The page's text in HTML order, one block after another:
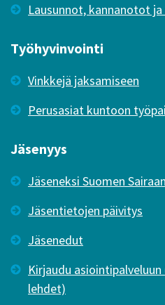
Lausunnot, kannanotot
Työhyvinvointi
Vinkkejä jaksamiseen
Perusasiat kuntoon
Jäsenyys
Jäseneksi Suomen
Jäsentietojen päivitys
Jäsenedut
Kirjaudu
lehdet)